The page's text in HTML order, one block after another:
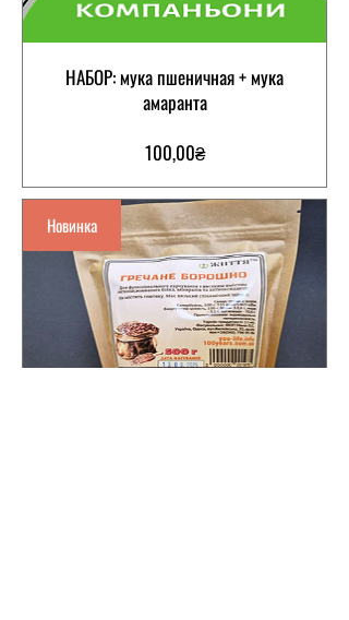
НАБОР: мука пшеничная + мука
амаранта
100,00₴Цена
Новинка